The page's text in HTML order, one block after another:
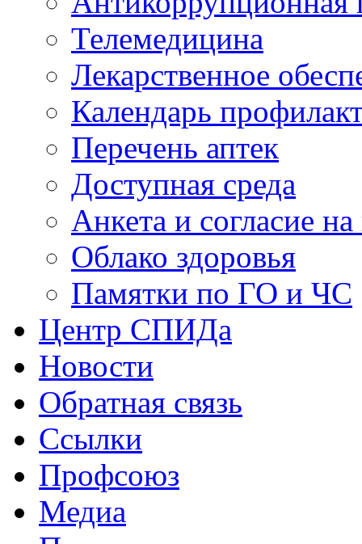
Телемедицина
Лекарственное
Календарь
Перечень аптек
Доступная среда
Анкета и согласие
Облако здоровья
Памятки по ГО и ЧС
Центр СПИДа
Новости
Обратная связь
Ссылки
Профсоюз
Медиа